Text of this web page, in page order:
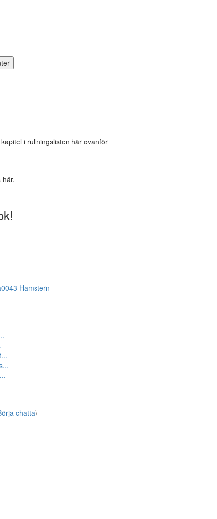
i rullningslisten här ovanför.
här.
Hamstern
chatta)